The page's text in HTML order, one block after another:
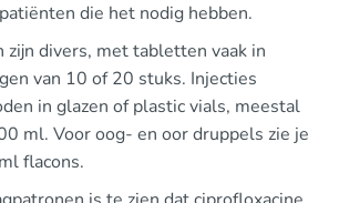
die het nodig hebben.
zijn divers, met tabletten vaak in
van 10 of 20 stuks. Injecties
in glazen of plastic vials, meestal
ml. Voor oog- en oor druppels zie je
flacons.